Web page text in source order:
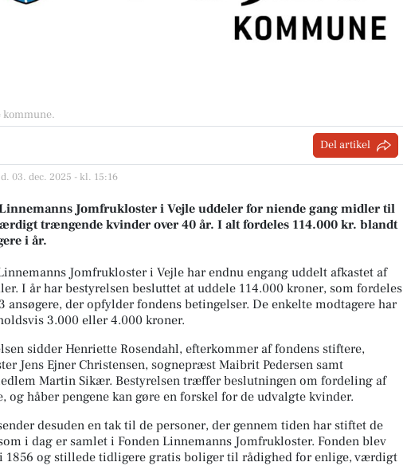
kommune.
Del artikel
03. dec. 2025 - kl. 15:16
Jomfrukloster i Vejle uddeler for niende gang midler til
trængende kvinder over 40 år. I alt fordeles 114.000 kr. blandt
i år.
Jomfrukloster i Vejle har endnu engang uddelt afkastet af
I år har bestyrelsen besluttet at uddele 114.000 kroner, som fordeles
ansøgere, der opfylder fondens betingelser. De enkelte modtagere har
3.000 eller 4.000 kroner.
sidder Henriette Rosendahl, efterkommer af fondens stiftere,
Jens Ejner Christensen, sognepræst Maibrit Pedersen samt
Martin Sikær. Bestyrelsen træffer beslutningen om fordeling af
og håber pengene kan gøre en forskel for de udvalgte kvinder.
desuden en tak til de personer, der gennem tiden har stiftet de
i dag er samlet i Fonden Linnemanns Jomfrukloster. Fonden blev
1856 og stillede tidligere gratis boliger til rådighed for enlige, værdigt